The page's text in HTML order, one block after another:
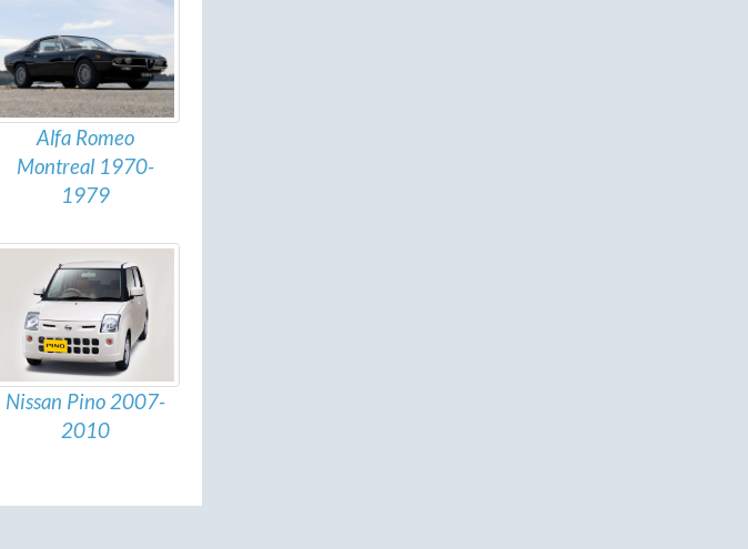
Alfa Romeo
Montreal 1970-
1979
Nissan Pino 2007-
2010